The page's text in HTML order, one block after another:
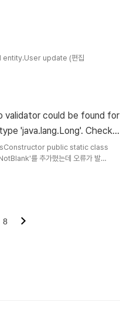
entity.User update (편집
validator could be found for
'java.lang.Long'. Check
-> @NotNull변경하여 오류를
8